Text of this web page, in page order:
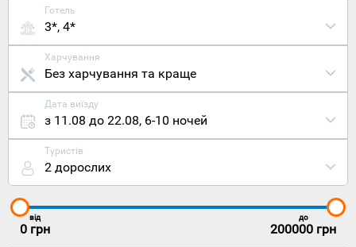
Готель
3*, 4*
Харчування
Без харчування та краще
Дата виїзду
з 11.08 до 22.08, 6-10 ночей
Туристів
2 дорослих
від
0 грн
до
200000 грн